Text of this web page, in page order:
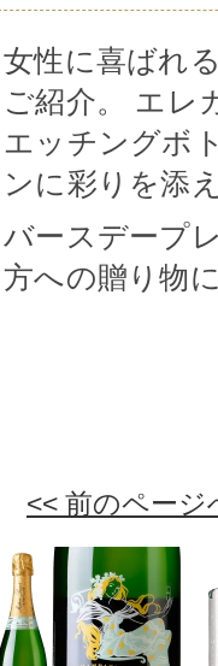
女性に喜ばれ
ご紹介。 エレ
エッチングボ
ンに彩りを添
バースデープ
方への贈り物
<< 前のページ